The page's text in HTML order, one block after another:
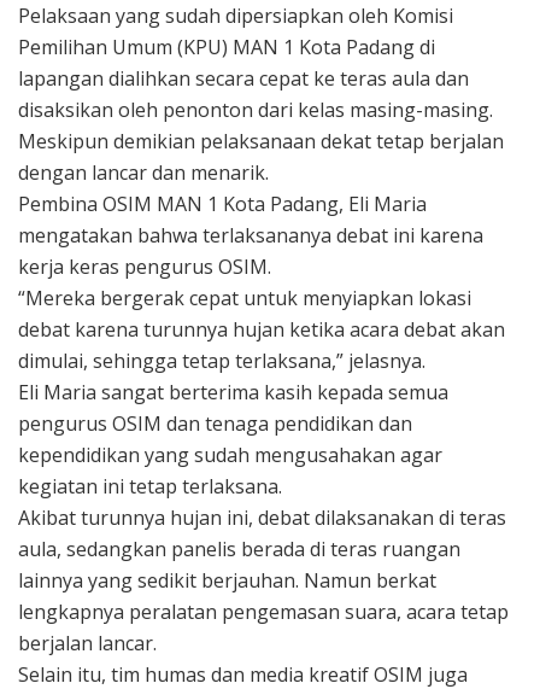
Pelaksaan yang sudah dipersiapkan oleh Komisi
Pemilihan Umum (KPU) MAN 1 Kota Padang di
lapangan dialihkan secara cepat ke teras aula dan
disaksikan oleh penonton dari kelas masing-masing.
Meskipun demikian pelaksanaan dekat tetap berjalan
dengan lancar dan menarik.
Pembina OSIM MAN 1 Kota Padang, Eli Maria
mengatakan bahwa terlaksananya debat ini karena
kerja keras pengurus OSIM.
“Mereka bergerak cepat untuk menyiapkan lokasi
debat karena turunnya hujan ketika acara debat akan
dimulai, sehingga tetap terlaksana,” jelasnya.
Eli Maria sangat berterima kasih kepada semua
pengurus OSIM dan tenaga pendidikan dan
kependidikan yang sudah mengusahakan agar
kegiatan ini tetap terlaksana.
Akibat turunnya hujan ini, debat dilaksanakan di teras
aula, sedangkan panelis berada di teras ruangan
lainnya yang sedikit berjauhan. Namun berkat
lengkapnya peralatan pengemasan suara, acara tetap
berjalan lancar.
Selain itu, tim humas dan media kreatif OSIM juga